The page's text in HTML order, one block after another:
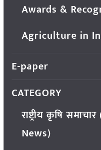
Awards &
Agriculture in
E-paper
CATEGORY
राष्ट्रीय कृषि
News)